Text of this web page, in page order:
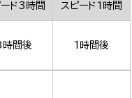
ード3時間 スピード1時間
間後 1時間後